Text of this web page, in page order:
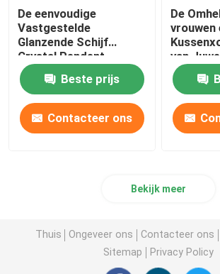
De eenvoudige
Vastgestelde
Glanzende Schijf
Crystal Pendent
Necklace Earring
Bracelet Open Ring Set
van Huwelijksjuwelen
Beste prijs
Contacteer ons
De
vrouwen
van
Hoepels
Bekijk meer
Thuis Ongeveer ons Contacteer ons
Sitemap
Privacy Policy